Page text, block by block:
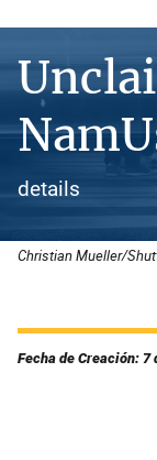
details
Christian Mueller/
Fecha de Creación: 7